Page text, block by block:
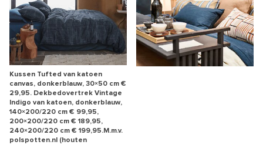
Kussen Tufted van katoen
canvas, donkerblauw, 30×50 cm €
29,95. Dekbedovertrek Vintage
Indigo van katoen, donkerblauw,
140×200/220 cm € 99,95,
200×200/220 cm € 189,95,
240×200/220 cm € 199,95.M.m.v.
polspotten.nl (houten